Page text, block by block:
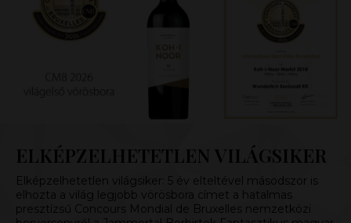
ELKÉPZELHETETLEN VILÁGSIKER
Elképzelhetetlen világsiker: 5 év elteltével másodszor is
elhozta a világ legjobb vörösbora címet a hatalmas
presztízsű Concours Mondial de Bruxelles nemzetközi